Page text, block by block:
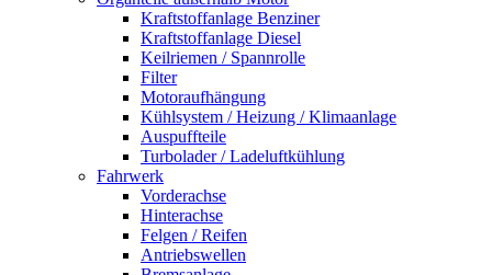
Kraftstoffanlage Benziner
Kraftstoffanlage Diesel
Keilriemen / Spannrolle
Filter
Motoraufhängung
Kühlsystem / Heizung / Klimaanlage
Auspuffteile
Turbolader / Ladeluftkühlung
Fahrwerk
Vorderachse
Hinterachse
Felgen / Reifen
Antriebswellen